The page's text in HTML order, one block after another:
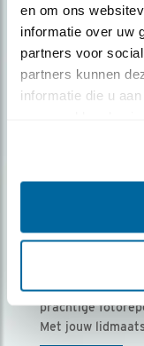
en om ons
informatie over uw
partners voor
partners kunnen
informatie die u
Ontvang 5 x
Vogels is het
prachtige
Met jouw